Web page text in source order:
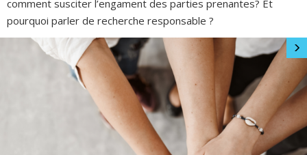
comment susciter l’engament des parties prenantes? Et
pourquoi parler de recherche responsable ?